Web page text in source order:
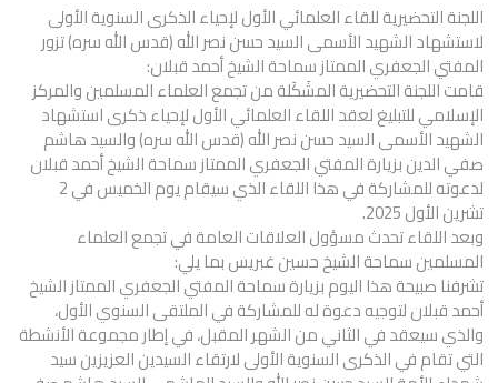
اللجنة التحضيرية للقاء العلمائي الأول لإحياء الذكرى السنوية الأولى
لاستشهاد الشهيد الأسمى السيد حسن نصر الله (قدس الله سره) تزور
المفتي الجعفري الممتاز سماحة الشيخ أحمد قبلان:
قامت اللجنة التحضيرية المشَكَلة من تجمع العلماء المسلمين والمركز
الإسلامي للتبليغ لعقد اللقاء العلمائي الأول لإحياء ذكرى استشهاد
الشهيد الأسمى السيد حسن نصر الله (قدس الله سره) والسيد هاشم
صفي الدين بزيارة المفتي الجعفري الممتاز سماحة الشيخ أحمد قبلان
لدعوته للمشاركة في هذا اللقاء الذي سيقام يوم الخميس في 2
تشرين الأول 2025.
وبعد اللقاء تحدث مسؤول العلاقات العامة في تجمع العلماء
المسلمين سماحة الشيخ حسين غبريس بما يلي:
تشرفنا صبيحة هذا اليوم بزيارة سماحة المفتي الجعفري الممتاز الشيخ
أحمد قبلان لتوجيه دعوة له للمشاركة في الملتقى السنوي الأول،
والذي سيعقد في الثاني من الشهر المقبل، في إطار مجموعة الأنشطة
التي تقام في الذكرى السنوية الأولى لارتقاء السيدين العزيزين سيد